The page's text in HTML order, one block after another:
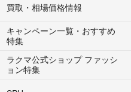
買取・相場価格情報
キャンペーン一覧・おすすめ
特集
ラクマ公式ショップ ファッシ
ョン特集